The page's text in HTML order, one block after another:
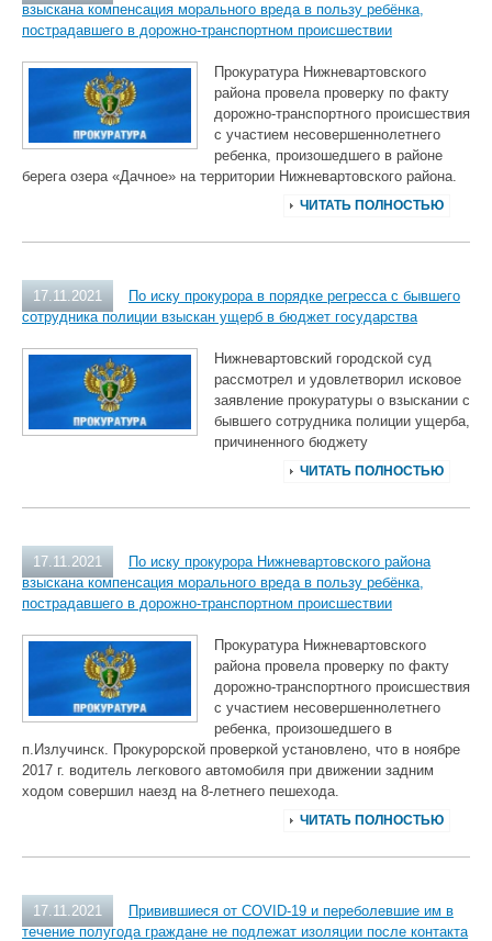
взыскана компенсация морального вреда в пользу ребёнка,
пострадавшего в дорожно-транспортном происшествии
Прокуратура Нижневартовского
района провела проверку по факту
дорожно-транспортного происшествия
с участием несовершеннолетнего
ребенка, произошедшего в районе
берега озера «Дачное» на территории Нижневартовского района.
ЧИТАТЬ ПОЛНОСТЬЮ
17.11.2021
По иску прокурора в порядке регресса с бывшего
сотрудника полиции взыскан ущерб в бюджет государства
Нижневартовский городской суд
рассмотрел и удовлетворил исковое
заявление прокуратуры о взыскании с
бывшего сотрудника полиции ущерба,
причиненного бюджету
ЧИТАТЬ ПОЛНОСТЬЮ
17.11.2021
По иску прокурора Нижневартовского района
взыскана компенсация морального вреда в пользу ребёнка,
пострадавшего в дорожно-транспортном происшествии
Прокуратура Нижневартовского
района провела проверку по факту
дорожно-транспортного происшествия
с участием несовершеннолетнего
ребенка, произошедшего в
п.Излучинск. Прокурорской проверкой установлено, что в ноябре
2017 г. водитель легкового автомобиля при движении задним
ходом совершил наезд на 8-летнего пешехода.
ЧИТАТЬ ПОЛНОСТЬЮ
17.11.2021
Привившиеся от COVID-19 и переболевшие им в
течение полугода граждане не подлежат изоляции после контакта